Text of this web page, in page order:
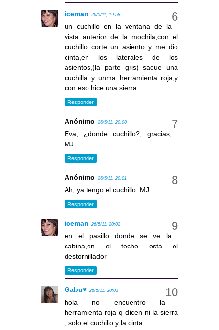
iceman 26/5/11, 19:58
un cuchillo en la ventana de la
vista anterior de la mochila,con el
cuchillo corte un asiento y me dio
cinta,en los laterales de los
asientos,(la parte gris) saque una
cuchilla y unma herramienta roja,y
con eso hice una sierra
Responder
Anónimo 26/5/11, 20:00
Eva, ¿donde cuchillo?, gracias,
MJ
Responder
Anónimo 26/5/11, 20:01
Ah, ya tengo el cuchillo. MJ
Responder
iceman 26/5/11, 20:02
en el pasillo donde se ve la
cabina,en el techo esta el
destornillador
Responder
Gabu♥ 26/5/11, 20:03
hola no encuentro la
herramienta roja q dicen ni la sierra
, solo el cuchillo y la cinta